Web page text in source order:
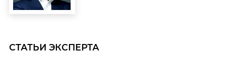
СТАТЬИ ЭКСПЕРТА